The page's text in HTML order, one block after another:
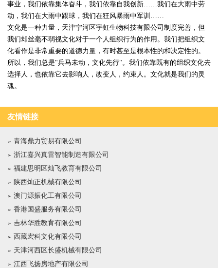
事业，我们依靠集体奋斗，我们依靠自我创新……我们在大雨中劳
动，我们在大雨中踢球，我们在狂风暴雨中军训……
文化是一种力量，天津宁河区宇虹生物科技有限公司制度完善，但
我们却丝毫不弱视文化对于一个人组织行为的作用。我们把组织文
化看作是非常重要的道德力量，有时甚至是根本性的和决定性的。
所以，我们总是"兵马未动，文化先行"。我们依靠既有的组织文化去
选择人，也依靠它去影响人，改变人，约束人。文化就是我们的灵
魂。
友情链接
青海鼎力贸易有限公司
浙江嘉兴真雷智能制造有限公司
福建思明区灿飞教育有限公司
陕西灿正机械有限公司
澳门源振化工有限公司
香港国盛服务有限公司
吉林华胜教育有限公司
西藏宏科文化有限公司
天津河西区长盛机械有限公司
江西飞扬房地产有限公司